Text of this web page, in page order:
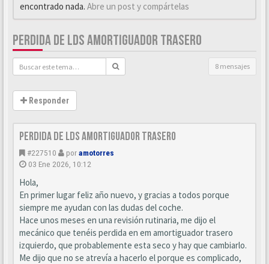
encontrado nada. Abre un post y compártelas
PERDIDA DE LDS AMORTIGUADOR TRASERO
8 mensajes
Responder
Perdida de LDS amortiguador trasero
#227510 poramotorres
03 Ene 2026, 10:12
Hola,
En primer lugar feliz año nuevo, y gracias a todos porque
siempre me ayudan con las dudas del coche.
Hace unos meses en una revisión rutinaria, me dijo el
mecánico que tenéis perdida en em amortiguador trasero
izquierdo, que probablemente esta seco y hay que cambiarlo.
Me dijo que no se atrevía a hacerlo el porque es complicado,